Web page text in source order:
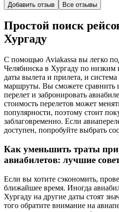
Добавить отзыв Все отзывы
Простой поиск
Хургаду
С помощью Aviakassa вы легко
Челябинска в Хургаду по низким
даты вылета и прилета, и
маршруты. Вы сможете сравнить
перелет и забронировать
стоимость перелетов может
популярности, поэтому стоит
заблаговременно. Если
доступен, попробуйте выбрать
Как уменьшить траты
авиабилетов: лучшие
Если вы хотите сэкономить,
ближайшее время. Иногда
Хургаду на другие даты стоят
того обратите внимание на